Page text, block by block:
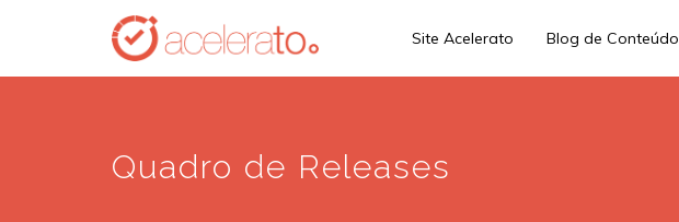
main
Site Acelerato Blog de Conteúdo
Quadro de Releases